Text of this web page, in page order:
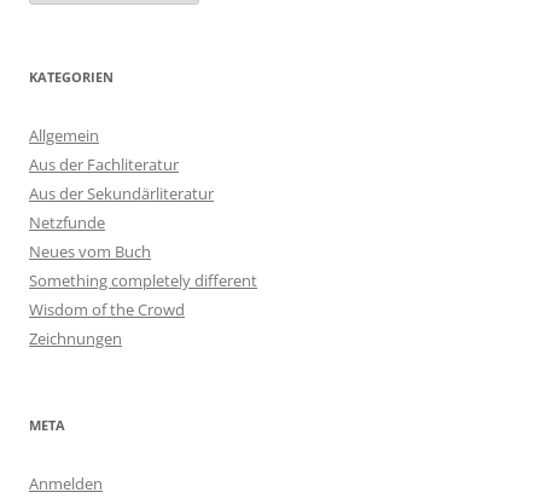
KATEGORIEN
Allgemein
Aus der Fachliteratur
Aus der Sekundärliteratur
Netzfunde
Neues vom Buch
Something completely different
Wisdom of the Crowd
Zeichnungen
META
Anmelden